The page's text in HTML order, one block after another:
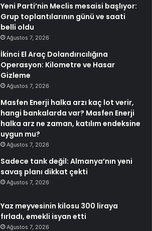
Yeni Parti’nin Meclis mesaisi başlıyor:
Grup toplantılarının günü ve saati
belli oldu
Ağustos 7, 2026
İkinci El Araç Dolandırıcılığına
Operasyon: Kilometre ve Hasar
Gizleme
Ağustos 7, 2026
Masfen Enerji halka arzı kaç lot verir,
hangi bankalarda var? Masfen Enerji
halka arz ne zaman, katılım endeksine
uygun mu?
Ağustos 7, 2026
Sadece tank değil: Almanya’nın yeni
savaş planı dikkat çekti
Ağustos 7, 2026
Yaz meyvesinin kilosu 300 liraya
fırladı, emekli isyan etti
Ağustos 7, 2026